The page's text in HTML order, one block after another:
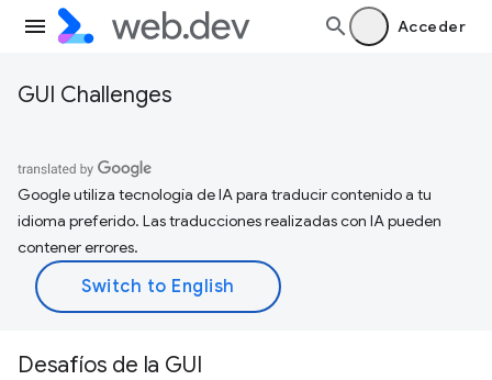
Acceder
GUI Challenges
Google utiliza tecnología de IA para traducir contenido a tu
idioma preferido. Las traducciones realizadas con IA pueden
contener errores.
Desafíos de la GUI